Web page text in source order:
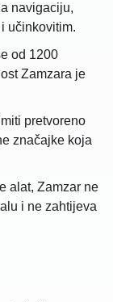
navigaciju,
učinkovitim.
od 1200
Zamzara je
pretvoreno
značajke koja
alat, Zamzar ne
i ne zahtijeva